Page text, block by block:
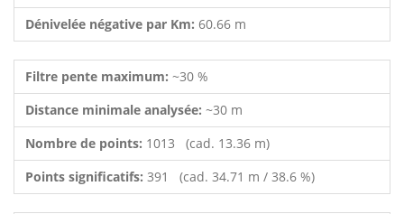
Dénivelée négative par Km: 60.66 m
Filtre pente maximum: ~30 %
Distance minimale analysée: ~30 m
Nombre de points: 1013 (cad. 13.36 m)
Points significatifs: 391 (cad. 34.71 m / 38.6 %)